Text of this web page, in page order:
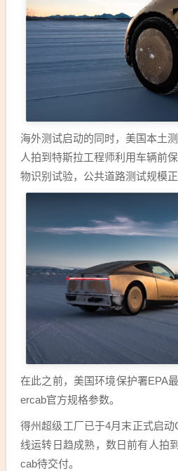
海外测试启动的同时，美国本土
人拍到特斯拉工程师利用车辆前
物识别试验，公共道路测试规模正
在此之前，美国环境保护署EPA
ercab官方规格参数。
得州超级工厂已于4月末正式启
线运转日趋成熟，数日前有人拍
cab待交付。